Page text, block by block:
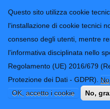
Questo sito utilizza cookie
l'installazione di cookie tecnici
consenso degli utenti, mentre
l'informativa disciplinata nello
Regolamento (UE) 2016/679
Protezione dei Dati - GDPR).
OK, accetto i cookie
No,
Provincia di
Imperia
Form di ricerca
Ing.